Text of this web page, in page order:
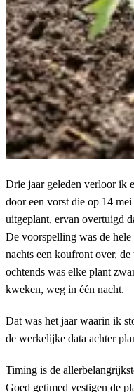
Drie jaar geleden verloor ik
door een vorst die op 14
uitgeplant, ervan overtuigd
De voorspelling was de
nachts een koufront over,
ochtends was elke plant
kweken, weg in één nacht.
Dat was het jaar waarin ik
de werkelijke data achter
Timing is de
Goed getimed vestigen de